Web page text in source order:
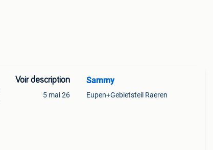
Voir description
5 mai 26
Sammy
Eupen+Gebietsteil Raeren